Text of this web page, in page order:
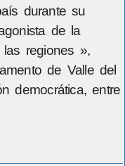
durante su
de la
regiones »,
de Valle del
democrática, entre